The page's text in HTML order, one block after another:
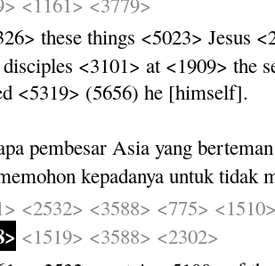
these things <5023> Jesus
<3101> at <1909> the
<5319> (5656) he [himself].
pembesar Asia yang berteman
kepadanya untuk tidak
<2532> <3588> <775>
<1519> <3588> <2302>